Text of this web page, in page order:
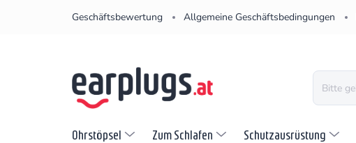
Geschäftsbewertung Allgemeine Geschäftsbedingungen
Ohrstöpsel Zum Schlafen Schutzausrüstung